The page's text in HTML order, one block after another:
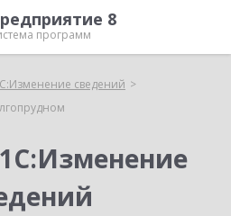
8
программ
сведений